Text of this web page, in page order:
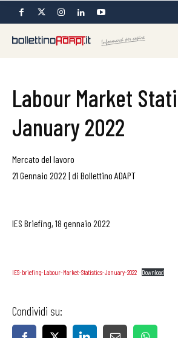
Labour Market
January 2022
Mercato del lavoro
21 Gennaio 2022 | di Bollettino ADAPT
IES Briefing, 18 gennaio 2022
IES-briefing-Labour-Market-Statistics-January-2022 Download
Condividi su: